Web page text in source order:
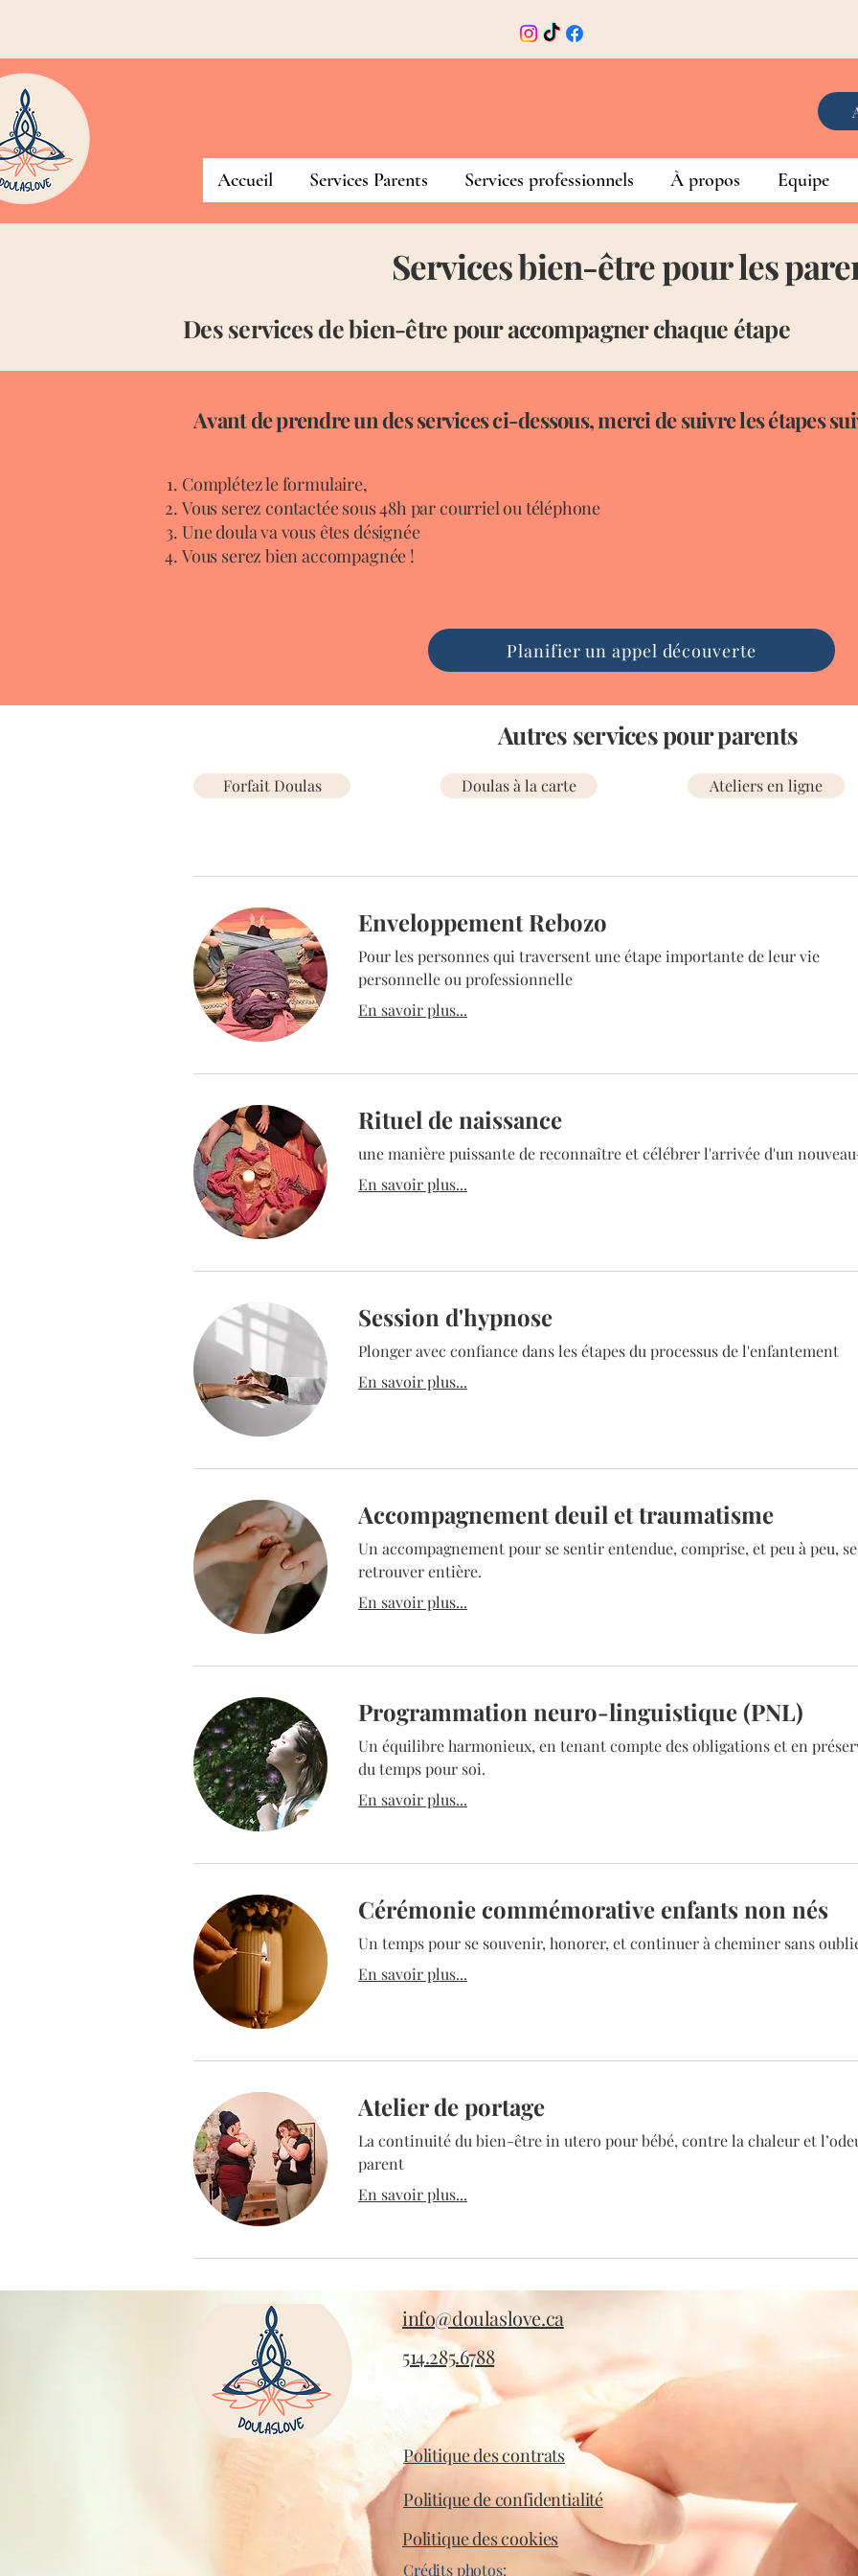
Accueil Services Parents Services professionnels À propos Equipe
Services bien-être pour les
Des services de bien-être pour accompagner chaque étape
Avant de prendre un des services ci-dessous, merci de suivre les étapes
Complétez le formulaire,
Vous serez contactée sous 48h par courriel ou téléphone
Une doula va vous êtes désignée
Vous serez bien accompagnée !
Planifier un appel découverte
Autres services pour parents
Forfait Doulas Doulas à la carte Ateliers en ligne
Enveloppement Rebozo
Pour les personnes qui traversent une étape importante de leur vie
personnelle ou professionnelle
En savoir plus...
Rituel de naissance
une manière puissante de reconnaître et célébrer l'arrivée d'un
En savoir plus...
Session d'hypnose
Plonger avec confiance dans les étapes du processus de l'enfantement
En savoir plus...
Accompagnement deuil et traumatisme
Un accompagnement pour se sentir entendue, comprise, et peu à peu, se
retrouver entière.
En savoir plus...
Programmation neuro-linguistique (PNL)
Un équilibre harmonieux, en tenant compte des obligations et en
du temps pour soi.
En savoir plus...
Cérémonie commémorative enfants non nés
Un temps pour se souvenir, honorer, et continuer à cheminer sans
En savoir plus...
Atelier de portage
La continuité du bien-être in utero pour bébé, contre la chaleur et
parent
En savoir plus...
info@doulaslove.ca
514.285.6788
Politique des contrats
Politique de confidentialité
Politique des cookies
Crédits photos: